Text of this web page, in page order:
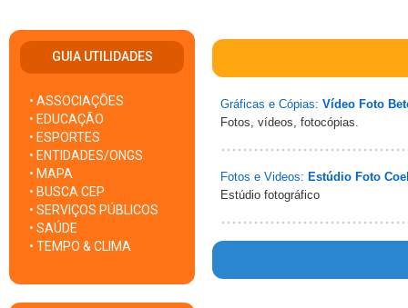
GUIA UTILIDADES
• ASSOCIAÇÕES
• EDUCAÇÃO
• ESPORTES
• ENTIDADES/ONGS
• MAPA
• BUSCA CEP
• SERVIÇOS PÚBLICOS
• SAÚDE
• TEMPO & CLIMA
Gráficas e Cópias: Vídeo Foto
Fotos, vídeos, fotocópias.
Fotos e Videos: Estúdio Foto
Estúdio fotográfico